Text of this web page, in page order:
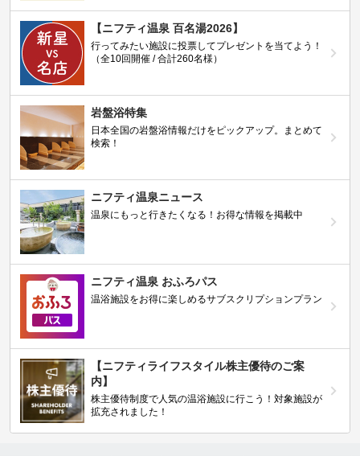
【ニフティ温泉 百名湯2026】
行ってみたい施設に投票してプレゼントを当てよう！
（全10回開催 / 合計260名様）
岩盤浴特集
日本全国の岩盤浴情報だけをピックアップ。まとめて
検索！
ニフティ温泉ニュース
温泉にもっと行きたくなる！お得な情報を掲載中
ニフティ温泉 おふろパス
温浴施設をお得に楽しめるサブスクリプションプラン
【ニフティライフスタイル株主優待のご案
内】
株主優待制度で人気の温浴施設に行こう！対象施設が
拡充されました！